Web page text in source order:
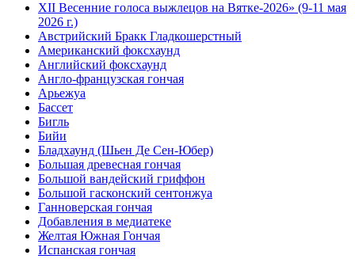
XII Весенние голоса выжлецов на Вятке-2026» (9-11 мая
2026 г.)
Австрийский Бракк Гладкошерстный
Американский фоксхаунд
Английский фоксхаунд
Англо-французская гончая
Арьежуа
Бассет
Бигль
Бийи
Бладхаунд (Шьен Де Сен-Юбер)
Большая древесная гончая
Большой вандейский гриффон
Большой гасконский сентонжуа
Ганноверская гончая
Добавления в медиатеке
Желтая Южная Гончая
Испанская гончая